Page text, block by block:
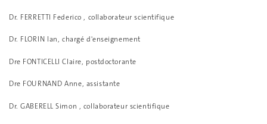
Dr. FERRETTI Federico , collaborateur scientifique
Dr. FLORIN Ian, chargé d'enseignement
Dre FONTICELLI Claire, postdoctorante
Dre FOURNAND Anne, assistante
Dr. GABERELL Simon , collaborateur scientifique